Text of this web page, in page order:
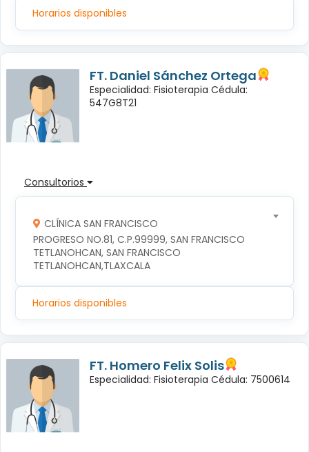
Horarios disponibles
FT. Daniel Sánchez Ortega
Especialidad: Fisioterapia Cédula:
547G8T21
Consultorios
CLÍNICA SAN FRANCISCO
PROGRESO NO.81, C.P.99999, SAN FRANCISCO
TETLANOHCAN, SAN FRANCISCO
TETLANOHCAN,TLAXCALA
Horarios disponibles
FT. Homero Felix Solis
Especialidad: Fisioterapia Cédula: 7500614